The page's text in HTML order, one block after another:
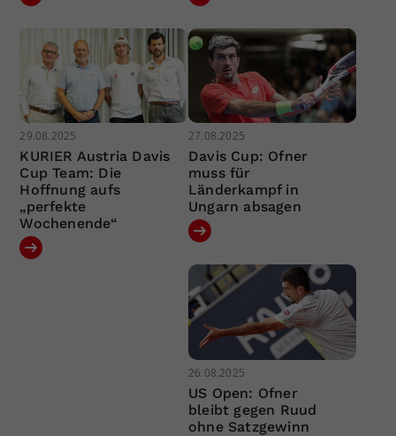
29.08.2025
KURIER Austria Davis
Cup Team: Die
Hoffnung aufs
„perfekte
Wochenende“
27.08.2025
Davis Cup: Ofner
muss für
Länderkampf in
Ungarn absagen
26.08.2025
US Open: Ofner
bleibt gegen Ruud
ohne Satzgewinn